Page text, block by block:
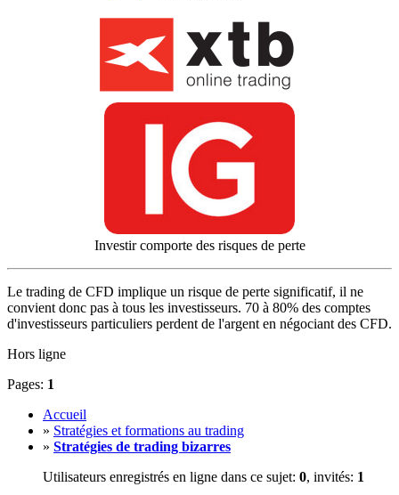
Investir comporte des risques de perte
Le trading de CFD implique un risque de perte significatif, il ne
convient donc pas à tous les investisseurs. 70 à 80% des comptes
d'investisseurs particuliers perdent de l'argent en négociant des CFD.
Hors ligne
Pages: 1
Accueil
» Stratégies et formations au trading
» Stratégies de trading bizarres
Utilisateurs enregistrés en ligne dans ce sujet: 0, invités: 1